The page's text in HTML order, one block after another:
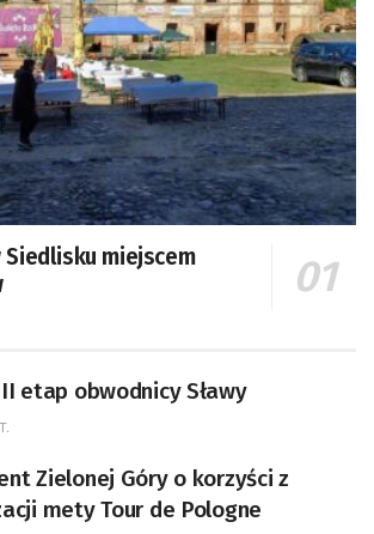
Siedlisku miejscem
etap obwodnicy Sławy
Zielonej Góry o korzyści z
mety Tour de Pologne